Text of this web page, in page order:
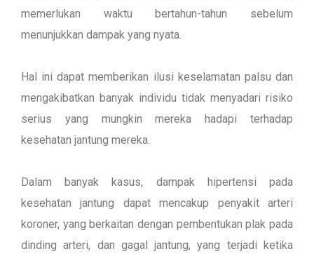
memerlukan waktu bertahun-tahun sebelum
menunjukkan dampak yang nyata.
Hal ini dapat memberikan ilusi keselamatan palsu dan
mengakibatkan banyak individu tidak menyadari risiko
serius yang mungkin mereka hadapi terhadap
kesehatan jantung mereka.
Dalam banyak kasus, dampak hipertensi pada
kesehatan jantung dapat mencakup penyakit arteri
koroner, yang berkaitan dengan pembentukan plak pada
dinding arteri, dan gagal jantung, yang terjadi ketika